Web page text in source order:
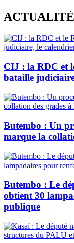
Skip
to
content
CIJ : la RDC et
bataille
Butembo : Un
marque la
Butembo : Le
obtient 30
publique